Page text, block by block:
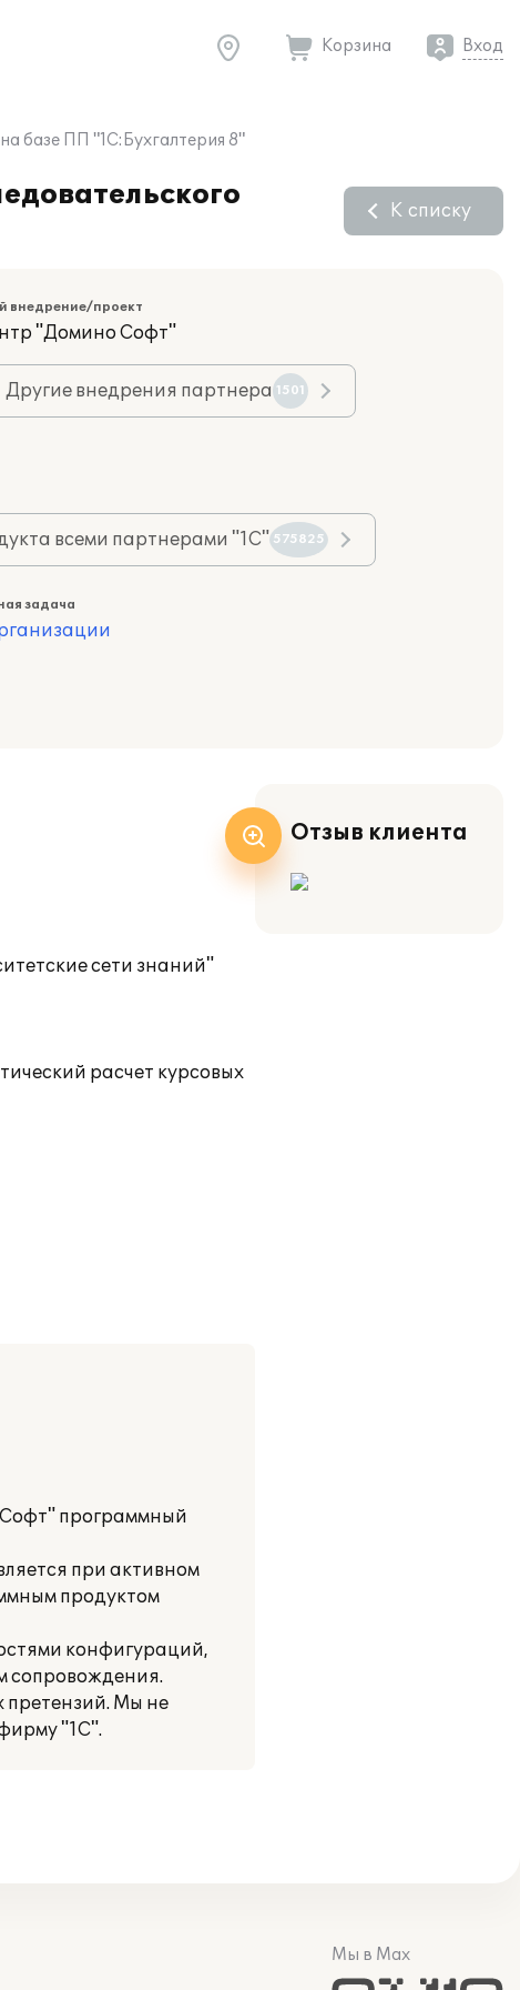
Корзина Вход
базе ПП "1С:Бухгалтерия 8"
К списку
внедрение/проект
"Домино Софт"
Другие внедрения партнера 1501
всеми партнерами "1С" 575825
задача
сети знаний"
расчет курсовых
программный
при активном
продуктом
конфигураций,
сопровождения.
претензий. Мы не
"1С".
Отзыв клиента
Мы в Max